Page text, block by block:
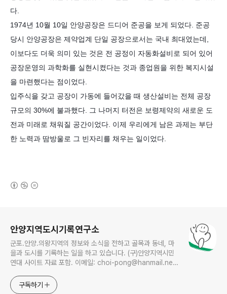
다.
1974년 10월 10일 안양공장은 드디어 준공을 보게 되었다. 준공
당시 안양공장은 제약업계 단일 공장으로서는 국내 최대였는데,
이보다도 더욱 의미 있는 것은 전 공정이 자동화설비로 되어 있어
공장운영의 과학화를 실현시켰다는 것과 종업원을 위한 복지시설
을 마련했다는 점이었다.
입주식을 갖고 공장이 가동에 들어갔을 때 생산설비는 전체 공장
규모의 30%에 불과했다. 그 나머지 터전은 보령제약의 새로운 도
전과 미래로 채워질 공간이었다. 이제 우리에게 남은 과제는 부단
한 노력과 땀방울로 그 빈자리를 채우는 일이었다.
안양지역도시기록연구소
군포.안양.의왕지역의 정보와 소식을 전하고 골목과 동네, 마
을과 도시를 기록하는 일을 하고 있습니다. (구)안양지역시민
연대 사이트 자료 포함. 이메일: choi-pong@hanmail.net
구독하기